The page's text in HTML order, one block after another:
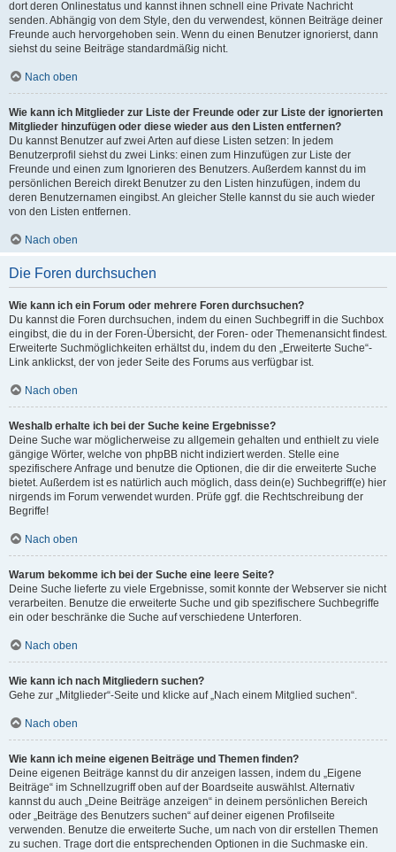
dort deren Onlinestatus und kannst ihnen schnell eine Private Nachricht
senden. Abhängig von dem Style, den du verwendest, können Beiträge deiner
Freunde auch hervorgehoben sein. Wenn du einen Benutzer ignorierst, dann
siehst du seine Beiträge standardmäßig nicht.
Nach oben
Wie kann ich Mitglieder zur Liste der Freunde oder zur Liste der ignorierten
Mitglieder hinzufügen oder diese wieder aus den Listen entfernen?
Du kannst Benutzer auf zwei Arten auf diese Listen setzen: In jedem
Benutzerprofil siehst du zwei Links: einen zum Hinzufügen zur Liste der
Freunde und einen zum Ignorieren des Benutzers. Außerdem kannst du im
persönlichen Bereich direkt Benutzer zu den Listen hinzufügen, indem du
deren Benutzernamen eingibst. An gleicher Stelle kannst du sie auch wieder
von den Listen entfernen.
Nach oben
Die Foren durchsuchen
Wie kann ich ein Forum oder mehrere Foren durchsuchen?
Du kannst die Foren durchsuchen, indem du einen Suchbegriff in die Suchbox
eingibst, die du in der Foren-Übersicht, der Foren- oder Themenansicht findest.
Erweiterte Suchmöglichkeiten erhältst du, indem du den „Erweiterte Suche“-
Link anklickst, der von jeder Seite des Forums aus verfügbar ist.
Nach oben
Weshalb erhalte ich bei der Suche keine Ergebnisse?
Deine Suche war möglicherweise zu allgemein gehalten und enthielt zu viele
gängige Wörter, welche von phpBB nicht indiziert werden. Stelle eine
spezifischere Anfrage und benutze die Optionen, die dir die erweiterte Suche
bietet. Außerdem ist es natürlich auch möglich, dass dein(e) Suchbegriff(e) hier
nirgends im Forum verwendet wurden. Prüfe ggf. die Rechtschreibung der
Begriffe!
Nach oben
Warum bekomme ich bei der Suche eine leere Seite?
Deine Suche lieferte zu viele Ergebnisse, somit konnte der Webserver sie nicht
verarbeiten. Benutze die erweiterte Suche und gib spezifischere Suchbegriffe
ein oder beschränke die Suche auf verschiedene Unterforen.
Nach oben
Wie kann ich nach Mitgliedern suchen?
Gehe zur „Mitglieder“-Seite und klicke auf „Nach einem Mitglied suchen“.
Nach oben
Wie kann ich meine eigenen Beiträge und Themen finden?
Deine eigenen Beiträge kannst du dir anzeigen lassen, indem du „Eigene
Beiträge“ im Schnellzugriff oben auf der Boardseite auswählst. Alternativ
kannst du auch „Deine Beiträge anzeigen“ in deinem persönlichen Bereich
oder „Beiträge des Benutzers suchen“ auf deiner eigenen Profilseite
verwenden. Benutze die erweiterte Suche, um nach von dir erstellen Themen
zu suchen. Trage dort die entsprechenden Optionen in die Suchmaske ein.